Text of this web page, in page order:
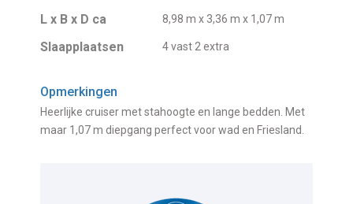
L x B x D ca 8,98 m x 3,36 m x 1,07 m
Slaapplaatsen 4 vast 2 extra
Opmerkingen
Heerlijke cruiser met stahoogte en lange bedden. Met
maar 1,07 m diepgang perfect voor wad en Friesland.